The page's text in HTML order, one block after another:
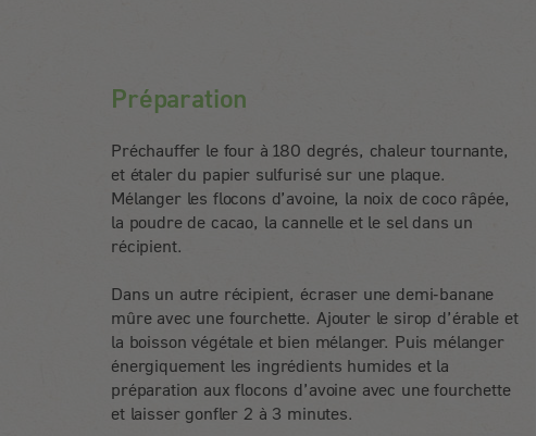
Préparation
Préchauffer le four à 180 degrés, chaleur tournante,
et étaler du papier sulfurisé sur une plaque.
Mélanger les flocons d’avoine, la noix de coco râpée,
la poudre de cacao, la cannelle et le sel dans un
récipient.
Dans un autre récipient, écraser une demi-banane
mûre avec une fourchette. Ajouter le sirop d’érable et
la boisson végétale et bien mélanger. Puis mélanger
énergiquement les ingrédients humides et la
préparation aux flocons d’avoine avec une fourchette
et laisser gonfler 2 à 3 minutes.